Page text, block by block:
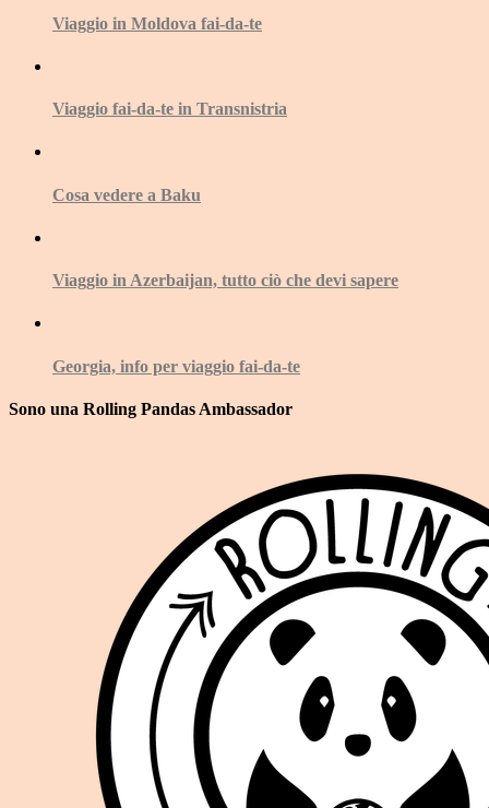
Viaggio in Moldova fai-da-te
Viaggio fai-da-te in Transnistria
Cosa vedere a Baku
Viaggio in Azerbaijan, tutto ciò che devi sapere
Georgia, info per viaggio fai-da-te
Sono una Rolling Pandas Ambassador